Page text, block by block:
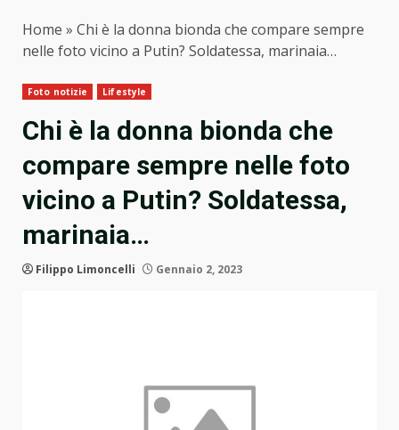
Home » Chi è la donna bionda che compare sempre
nelle foto vicino a Putin? Soldatessa, marinaia…
Foto notizie Lifestyle
Chi è la donna bionda che
compare sempre nelle foto
vicino a Putin? Soldatessa,
marinaia…
Filippo Limoncelli Gennaio 2, 2023